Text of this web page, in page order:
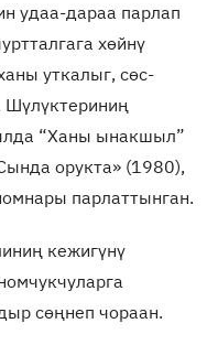
удаа-дараа парлап
хөйнү
уткалыг, сөс-
Шүлүктериниң
“Ханы ынакшыл”
орукта» (1980),
парлаттынган.
кежигүнү
сөңнеп чораан.